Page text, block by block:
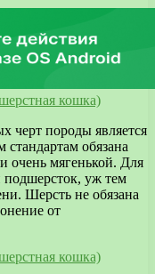
черт породы является
обязана
мягенькой. Для
подшерсток, уж тем
Шерсть не обязана
от